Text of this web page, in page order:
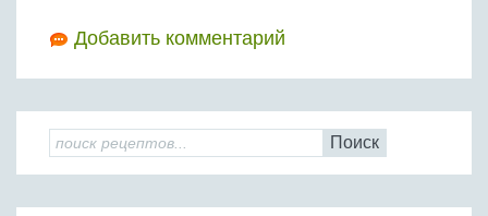
Добавить комментарий
Поиск